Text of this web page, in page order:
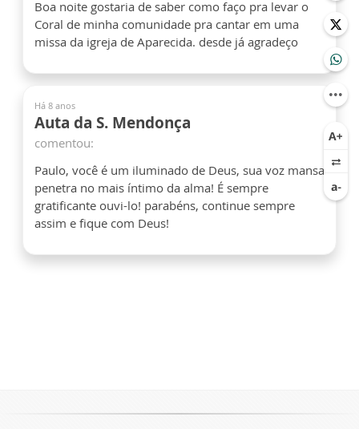
Boa noite gostaria de saber como faço pra levar o
Coral de minha comunidade pra cantar em uma
missa da igreja de Aparecida. desde já agradeço
Há 8 anos
Auta da S. Mendonça
comentou:
Paulo, você é um iluminado de Deus, sua voz mansa
penetra no mais íntimo da alma! É sempre
gratificante ouvi-lo! parabéns, continue sempre
assim e fique com Deus!